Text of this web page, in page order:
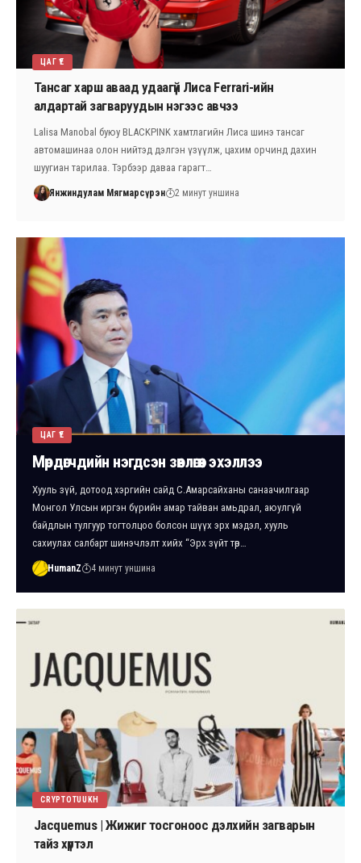
ЦАГ ҮЕ
Тансаг харш аваад удаагүй Лиса Ferrari-ийн
алдартай загваруудын нэгээс авчээ
Lalisa Manobal буюу BLACKPINK хамтлагийн Лиса шинэ тансаг
автомашинаа олон нийтэд дэлгэн үзүүлж, цахим орчинд дахин
шуугиан тарилаа. Тэрбээр даваа гарагт…
Янжиндулам Мягмарсүрэн 2 минут уншина
ЦАГ ҮЕ
Мөрдөгчдийн нэгдсэн зөвлөгөөн эхэллээ
Хууль зүй, дотоод хэргийн сайд С.Амарсайханы санаачилгаар
Монгол Улсын иргэн бүрийн амар тайван амьдрал, аюулгүй
байдлын тулгуур тогтолцоо болсон шүүх эрх мэдэл, хууль
сахиулах салбарт шинэчлэлт хийх “Эрх зүйт төр…
HumanZ 4 минут уншина
CRYPTOTUUKH
Jacquemus | Жижиг тосгоноос дэлхийн загварын
тайз хүртэл